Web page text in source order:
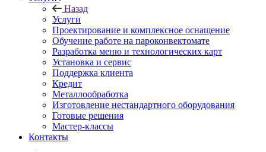
Назад
Услуги
Проектирование и комплексное оснащение
Обучение работе на пароконвектомате
Разработка меню и технологических карт
Установка и сервис
Поддержка клиента
Кредит
Металлообработка
Изготовление нестандартного оборудования
Готовые решения
Мастер-классы
Контакты